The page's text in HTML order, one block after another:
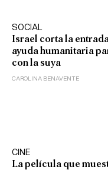
SOCIAL
Israel corta la
ayuda humanitaria
con la suya
CAROLINA BENAVENTE
CINE
La película que